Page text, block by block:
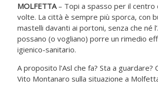
MOLFETTA– Topi a spasso per il centro
volte. La città è sempre più sporca, con
mastelli davanti ai portoni, senza che né
possano (o vogliano) porre un rimedio
igienico-sanitario.
A proposito l’Asl che fa? Sta a
Vito Montanaro sulla situazione a